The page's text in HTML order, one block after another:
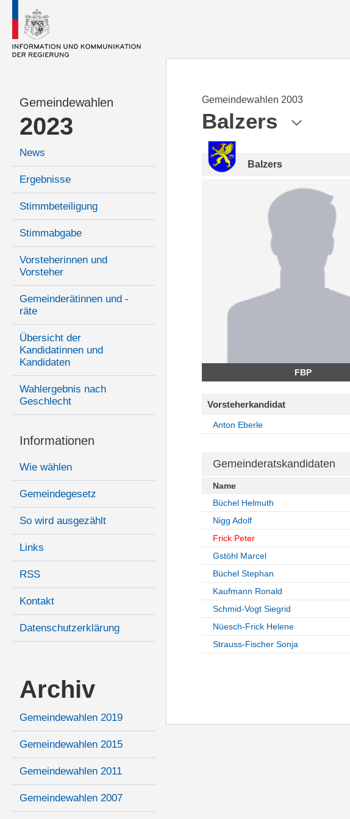
Gemeindewahlen
2023
News
Ergebnisse
Stimmbeteiligung
Stimmabgabe
Vorsteherinnen und
Vorsteher
Gemeinderätinnen und -
räte
Übersicht der
Kandidatinnen und
Kandidaten
Wahlergebnis nach
Geschlecht
Informationen
Wie wählen
Gemeindegesetz
So wird ausgezählt
Links
RSS
Kontakt
Datenschutzerklärung
Archiv
Gemeindewahlen 2019
Gemeindewahlen 2015
Gemeindewahlen 2011
Gemeindewahlen 2007
Gemeindewahlen 2003
Balzers
Balzers
FBP
Vorsteherkandidat
Anton Eberle
Gemeinderatskandidaten
Name
Büchel Helmuth
Nigg Adolf
Frick Peter
Gstöhl Marcel
Büchel Stephan
Kaufmann Ronald
Schmid-Vogt Siegrid
Nüesch-Frick Helene
Strauss-Fischer Sonja